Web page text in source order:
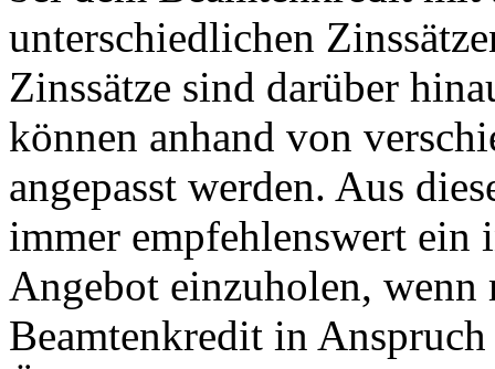
unterschiedlichen
Zinssätze sind darüber
können anhand von
angepasst werden. Aus
immer empfehlenswert ein
Angebot einzuholen, wenn
Beamtenkredit in